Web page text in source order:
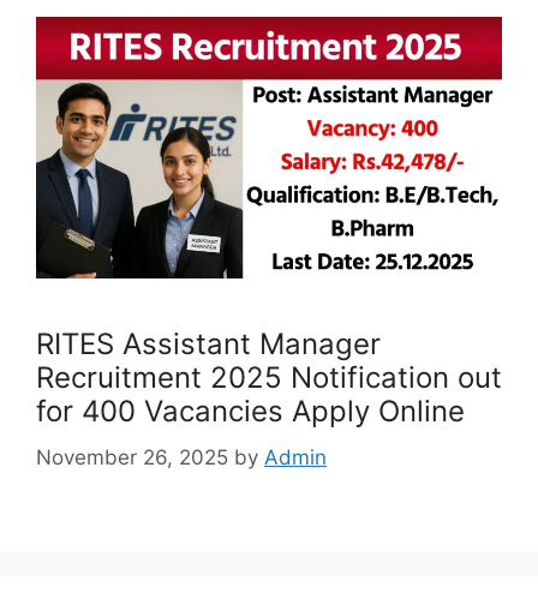
RITES Assistant Manager
Recruitment 2025 Notification out
for 400 Vacancies Apply Online
November 26, 2025 by Admin